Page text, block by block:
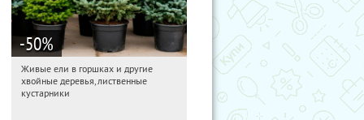
-50%
15:19:45 Получили:
Московская обл., г. Химки,
Живые ели в горшках и другие
хвойные деревья, лиственные
кустарники